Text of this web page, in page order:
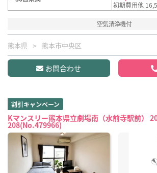
初期費用他
空気清浄機付
熊本県 熊本市中央区
お問合わせ
割引キャンペーン
Kマンスリー熊本県立劇場南（水前寺駅前）
208(No.479966)